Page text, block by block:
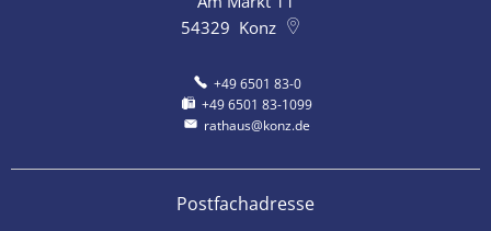
54329 Konz
+49 6501 83-0
+49 6501 83-1099
rathaus@konz.de
Postfachadresse